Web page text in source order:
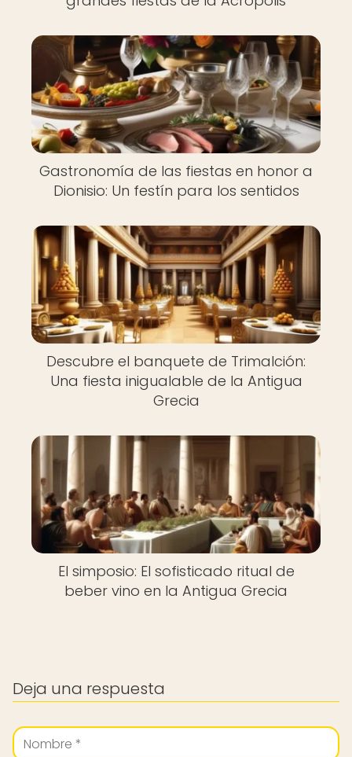
Gastronomía de las fiestas en honor a
Dionisio: Un festín para los sentidos
Descubre el banquete de Trimalción:
Una fiesta inigualable de la Antigua
Grecia
El simposio: El sofisticado ritual de
beber vino en la Antigua Grecia
Deja una respuesta